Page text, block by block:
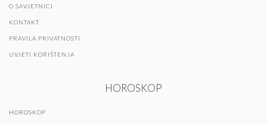
O SAVJETNICI
KONTAKT
PRAVILA PRIVATNOSTI
UVJETI KORIŠTENJA
HOROSKOP
HOROSKOP